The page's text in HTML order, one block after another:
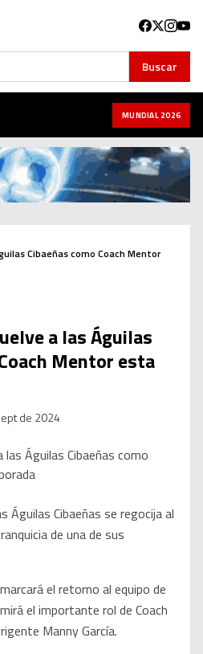
Buscar
MUNDIAL 2026
Cibaeñas como Coach Mentor
a las Águilas
Mentor esta
de 2024
Águilas Cibaeñas se regocija al
de una de sus
el retorno al equipo de
el importante rol de Coach
Manny García.